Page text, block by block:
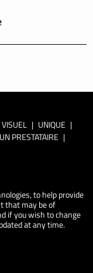
| UNIQUE |
PRESTATAIRE |